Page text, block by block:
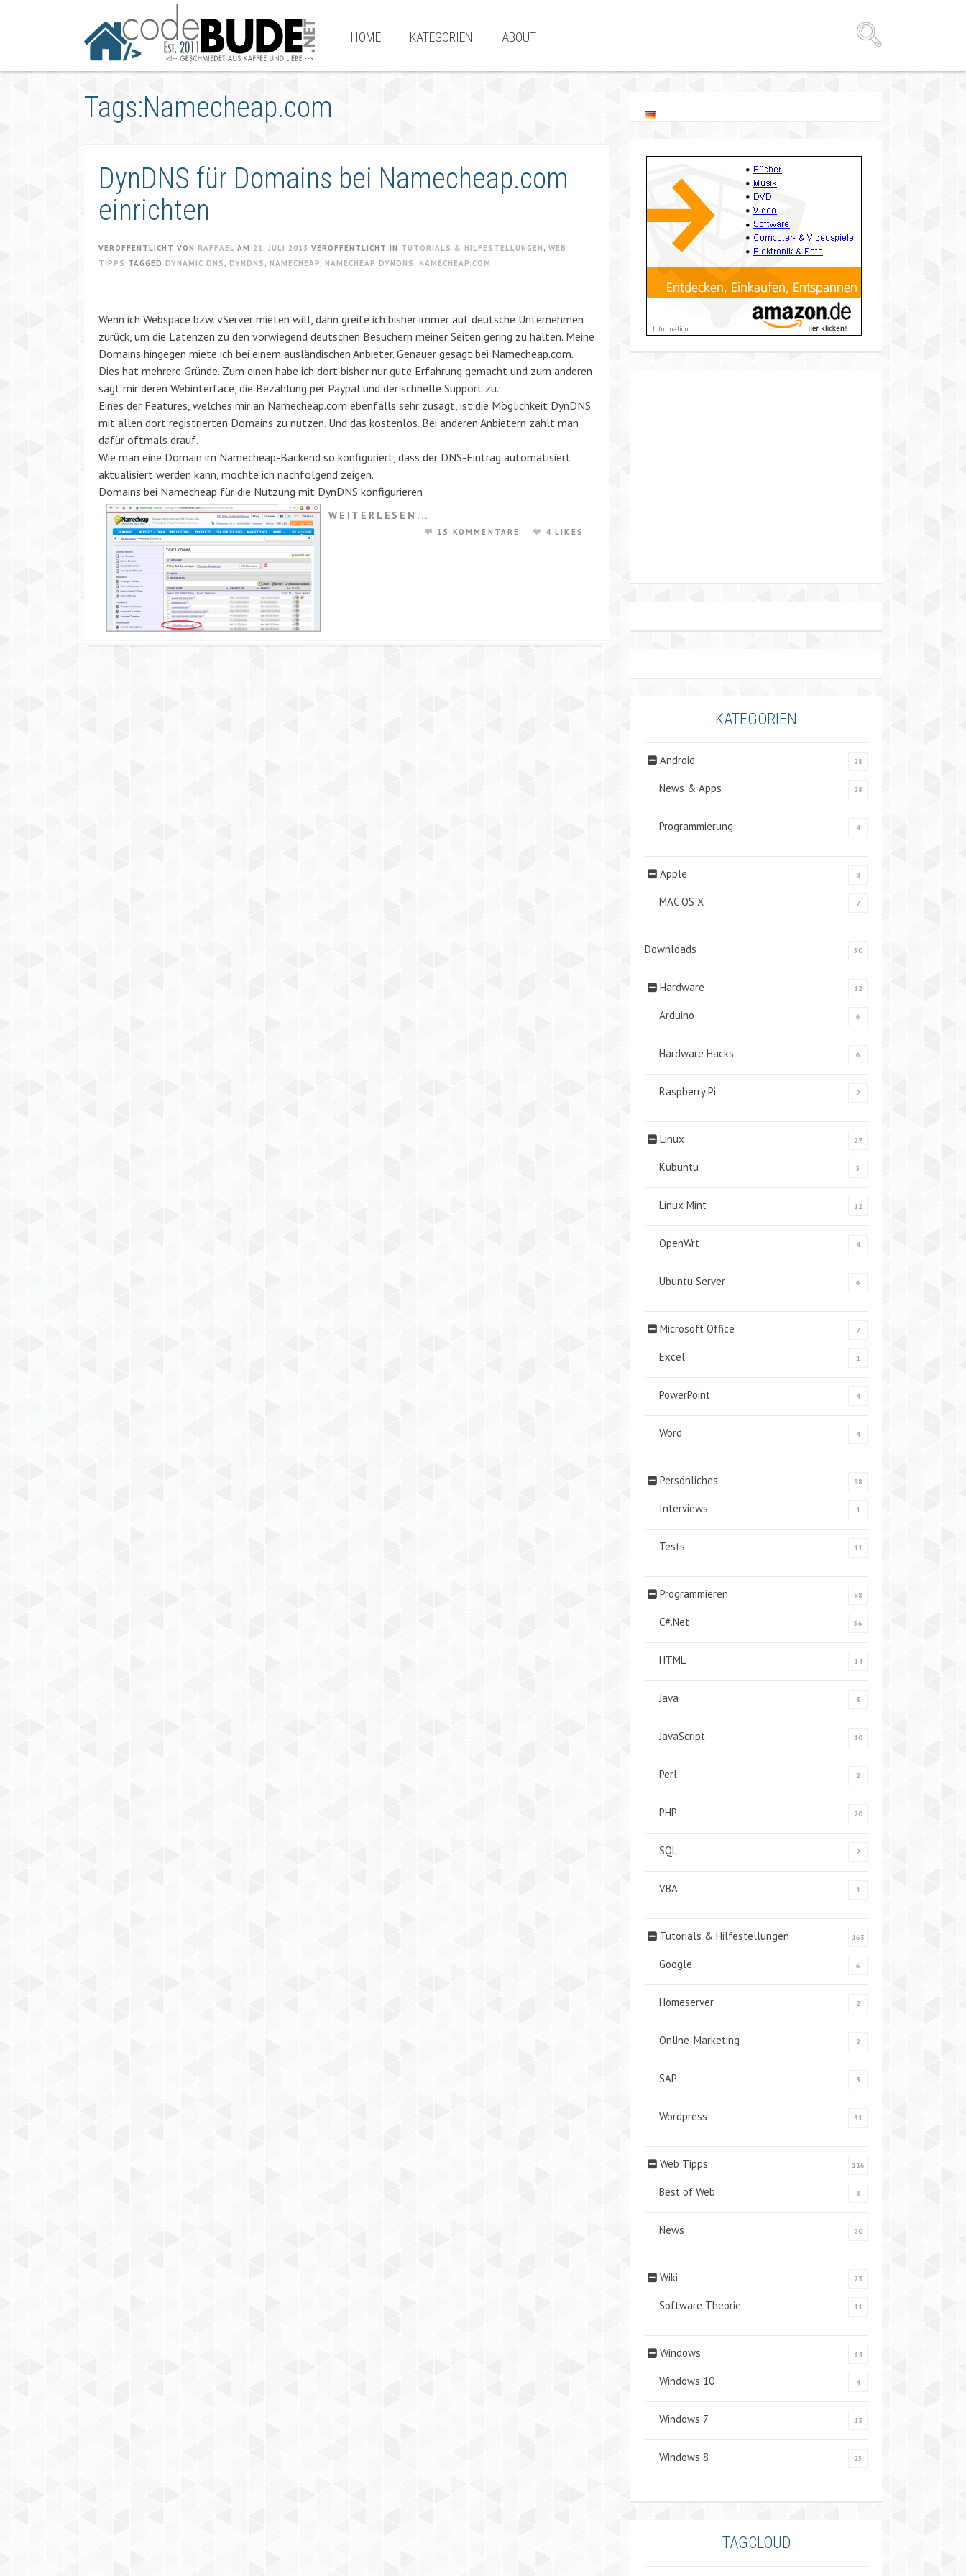
HOME KATEGORIEN ABOUT
Tags:Namecheap.com
DynDNS für Domains bei Namecheap.com
einrichten
VERÖFFENTLICHT VON RAFFAEL AM 21. JULI 2013 VERÖFFENTLICHT IN TUTORIALS & HILFESTELLUNGEN , WEB
TIPPS TAGGED DYNAMIC DNS , DYNDNS , NAMECHEAP, NAMECHEAP DYNDNS , NAMECHEAP.COM
Wenn ich Webspace bzw. vServer mieten will, dann greife ich bisher immer auf deutsche Unternehmen
zurück, um die Latenzen zu den vorwiegend deutschen Besuchern meiner Seiten gering zu halten. Meine
Domains hingegen miete ich bei einem ausländischen Anbieter. Genauer gesagt bei Namecheap.com.
Dies hat mehrere Gründe. Zum einen habe ich dort bisher nur gute Erfahrung gemacht und zum anderen
sagt mir deren Webinterface, die Bezahlung per Paypal und der schnelle Support zu.
Eines der Features, welches mir an Namecheap.com ebenfalls sehr zusagt, ist die Möglichkeit DynDNS
mit allen dort registrierten Domains zu nutzen. Und das kostenlos. Bei anderen Anbietern zahlt man
dafür oftmals drauf.
Wie man eine Domain im Namecheap-Backend so konfiguriert, dass der DNS-Eintrag automatisiert
aktualisiert werden kann, möchte ich nachfolgend zeigen.
Domains bei Namecheap für die Nutzung mit DynDNS konfigurieren
WEITERLESEN...
15 KOMMENTARE 4 LIKES
KATEGORIEN
Android 28
News & Apps 28
Programmierung 4
Apple 8
MAC OS X 7
Downloads 50
Hardware 12
Arduino 6
Hardware Hacks 6
Raspberry Pi 2
Linux 27
Kubuntu 5
Linux Mint 12
OpenWrt 4
Ubuntu Server 6
Microsoft Office 7
Excel 1
PowerPoint 4
Word 4
Persönliches 98
Interviews 1
Tests 11
Programmieren 98
C#.Net 56
HTML 14
Java 3
JavaScript 10
Perl 2
PHP 20
SQL 2
VBA 1
Tutorials & Hilfestellungen 163
Google 6
Homeserver 2
Online-Marketing 2
SAP 3
Wordpress 31
Web Tipps 116
Best of Web 8
News 20
Wiki 23
Software Theorie 11
Windows 34
Windows 10 4
Windows 7 13
Windows 8 25
TAGCLOUD